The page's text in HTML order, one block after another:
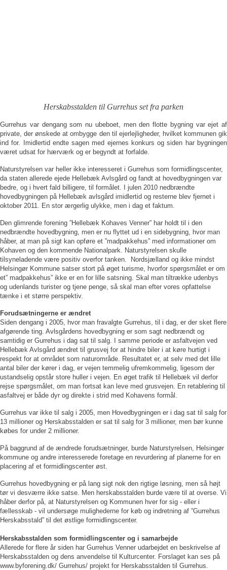
Herskabsstalden til Gurrehus set fra parken
Gurrehus var dengang som nu ubeboet, men den flotte bygning var ejet af
private, der ønskede at ombygge den til ejerlejligheder, hvilket kommunen gik
ind for. Imidlertid endte sagen med ejernes konkurs og siden har bygningen
været udsat for hærværk og er begyndt at forfalde.
Naturstyrelsen var heller ikke interesseret i Gurrehus som formidlingscenter,
da staten allerede ejede Hellebæk Avlsgård og fandt at hovedbygningen var
bedre, og i hvert fald billigere, til formålet. I julen 2010 nedbrændte
hovedbygningen på Hellebæk avlsgård imidlertid og resterne blev fjernet i
oktober 2011. En stor ærgerlig ulykke, men i dag et faktum.
Den glimrende forening ”Hellebæk Kohaves Venner” har holdt til i den
nedbrændte hovedbygning, men er nu flyttet ud i en sidebygning, hvor man
håber, at man på sigt kan opføre et ”madpakkehus” med informationer om
Kohaven og den kommende Nationalpark. Naturstyrelsen skulle
tilsyneladende være positiv overfor tanken. Nordsjælland og ikke mindst
Helsingør Kommune satser stort på øget turisme, hvorfor spørgsmålet er om
et” madpakkehus” ikke er en for lille satsning. Skal man tiltrække udenbys
og udenlands turister og tjene penge, så skal man efter vores opfattelse
tænke i et større perspektiv.
Forudsætningerne er ændret
Siden dengang i 2005, hvor man fravalgte Gurrehus, til i dag, er der sket flere
afgørende ting. Avlsgårdens hovedbygning er som sagt nedbrændt og
samtidig er Gurrehus i dag sat til salg. I samme periode er asfaltvejen ved
Hellebæk Avlsgård ændret til grusvej for at hindre biler i at køre hurtigt i
respekt for at området som naturområde. Resultatet er, at selv med det lille
antal biler der kører i dag, er vejen temmelig ufremkommelig, ligesom der
ustandselig opstår store huller i vejen. En øget trafik til Hellebæk vil derfor
rejse spørgsmålet, om man fortsat kan leve med grusvejen. En retablering til
asfaltvej er både dyr og direkte i strid med Kohavens formål.
Gurrehus var ikke til salg i 2005, men Hovedbygningen er i dag sat til salg for
13 millioner og Herskabsstalden er sat til salg for 3 millioner, men bør kunne
købes for under 2 millioner.
På baggrund af de ændrede forudsætninger, burde Naturstyrelsen, Helsingør
kommune og andre interesserede foretage en revurdering af planerne for en
placering af et formidlingscenter øst.
Gurrehus hovedbygning er på lang sigt nok den rigtige løsning, men så højt
tør vi desværre ikke satse. Men herskabsstalden burde være til at overse. Vi
håber derfor på, at Naturstyrelsen og Kommunen hver for sig - eller i
fællesskab - vil undersøge mulighederne for køb og indretning af ”Gurrehus
Herskabsstald” til det østlige formidlingscenter.
Herskabsstalden som formidlingscenter og i samarbejde
Allerede for flere år siden har Gurrehus Venner udarbejdet en beskrivelse af
Herskabsstalden og dens anvendelse til Kulturcenter. Forslaget kan ses på
www.byforening.dk/ Gurrehus/ projekt for Herskabsstalden til Gurrehus.